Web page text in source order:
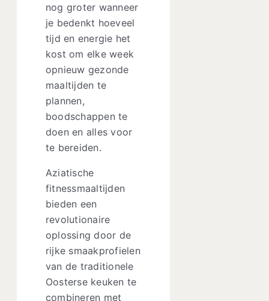
nog groter wanneer
je bedenkt hoeveel
tijd en energie het
kost om elke week
opnieuw gezonde
maaltijden te
plannen,
boodschappen te
doen en alles voor
te bereiden.
Aziatische
fitnessmaaltijden
bieden een
revolutionaire
oplossing door de
rijke smaakprofielen
van de traditionele
Oosterse keuken te
combineren met